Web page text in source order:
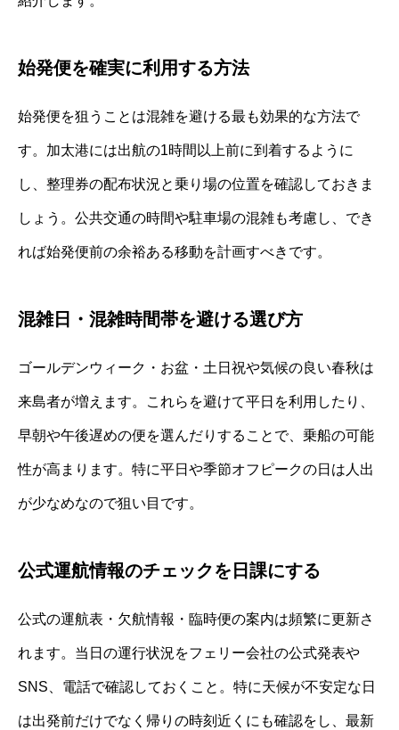
始発便を確実に利用する方法
始発便を狙うことは混雑を避ける最も効果的な方法で
す。加太港には出航の1時間以上前に到着するように
し、整理券の配布状況と乗り場の位置を確認しておきま
しょう。公共交通の時間や駐車場の混雑も考慮し、でき
れば始発便前の余裕ある移動を計画すべきです。
混雑日・混雑時間帯を避ける選び方
ゴールデンウィーク・お盆・土日祝や気候の良い春秋は
来島者が増えます。これらを避けて平日を利用したり、
早朝や午後遅めの便を選んだりすることで、乗船の可能
性が高まります。特に平日や季節オフピークの日は人出
が少なめなので狙い目です。
公式運航情報のチェックを日課にする
公式の運航表・欠航情報・臨時便の案内は頻繁に更新さ
れます。当日の運行状況をフェリー会社の公式発表や
SNS、電話で確認しておくこと。特に天候が不安定な日
は出発前だけでなく帰りの時刻近くにも確認をし、最新